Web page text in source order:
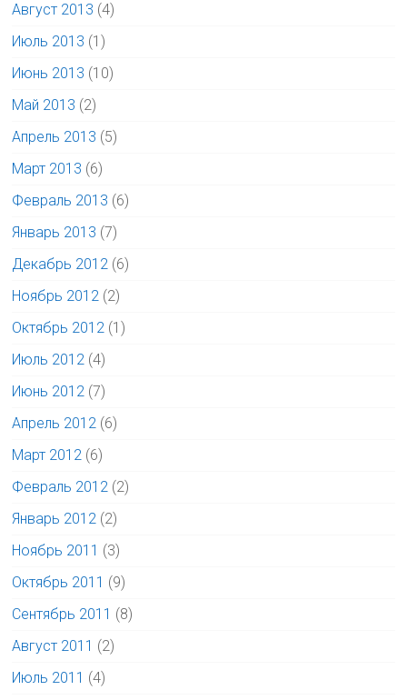
Август 2013 (4)
Июль 2013 (1)
Июнь 2013 (10)
Май 2013 (2)
Апрель 2013 (5)
Март 2013 (6)
Февраль 2013 (6)
Январь 2013 (7)
Декабрь 2012 (6)
Ноябрь 2012 (2)
Октябрь 2012 (1)
Июль 2012 (4)
Июнь 2012 (7)
Апрель 2012 (6)
Март 2012 (6)
Февраль 2012 (2)
Январь 2012 (2)
Ноябрь 2011 (3)
Октябрь 2011 (9)
Сентябрь 2011 (8)
Август 2011 (2)
Июль 2011 (4)